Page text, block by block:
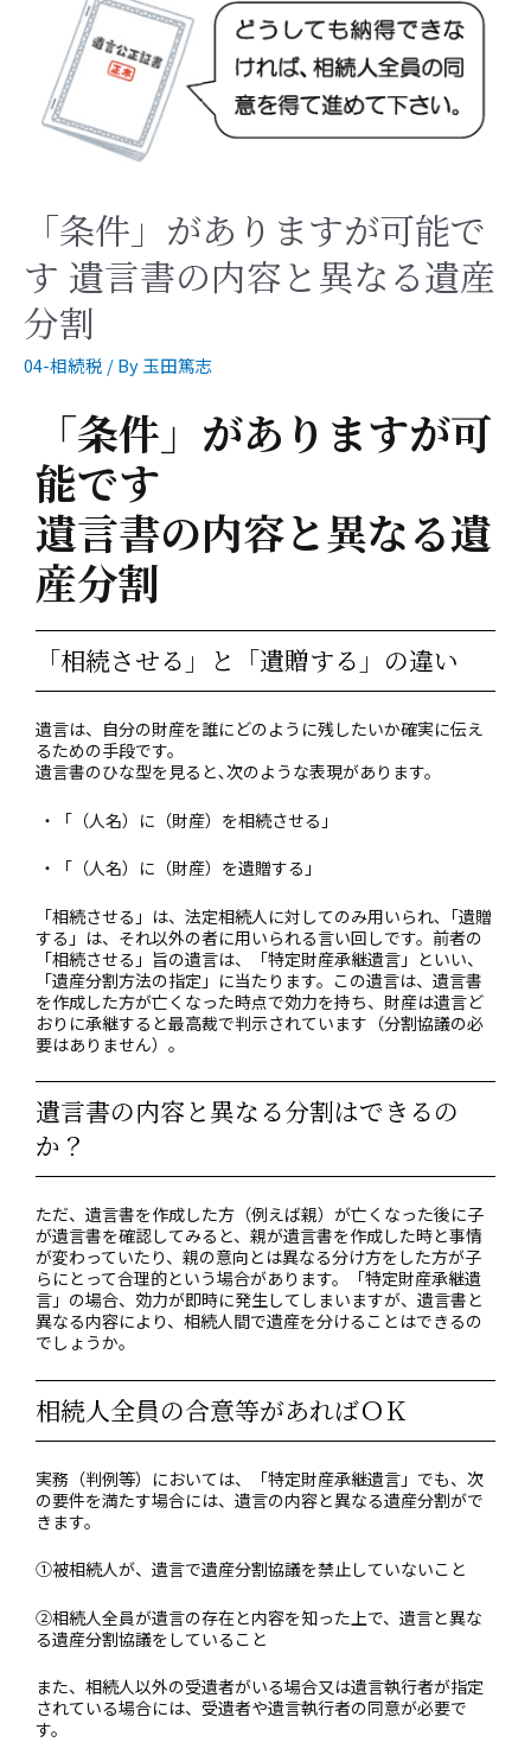
「条件」がありますが可能で
す 遺言書の内容と異なる遺産
分割
04-相続税 / By玉田篤志
「条件」がありますが可
能です
遺言書の内容と異なる遺
産分割
「相続させる」と「遺贈する」の違い
遺言は、自分の財産を誰にどのように残したいか確実に伝え
るための手段です。
遺言書のひな型を見ると､次のような表現があります。
・「（人名）に（財産）を相続させる」
・「（人名）に（財産）を遺贈する」
「相続させる」は、法定相続人に対してのみ用いられ､「遺贈
する」は、それ以外の者に用いられる言い回しです。前者の
「相続させる」旨の遺言は、「特定財産承継遺言」といい、
「遺産分割方法の指定」に当たります。この遺言は、遺言書
を作成した方が亡くなった時点で効力を持ち、財産は遺言ど
おりに承継すると最高裁で判示されています（分割協議の必
要はありません）。
遺言書の内容と異なる分割はできるの
か？
ただ、遺言書を作成した方（例えば親）が亡くなった後に子
が遺言書を確認してみると、親が遺言書を作成した時と事情
が変わっていたり、親の意向とは異なる分け方をした方が子
らにとって合理的という場合があります。「特定財産承継遺
言」の場合、効力が即時に発生してしまいますが、遺言書と
異なる内容により、相続人間で遺産を分けることはできるの
でしょうか。
相続人全員の合意等があればＯＫ
実務（判例等）においては、「特定財産承継遺言」でも、次
の要件を満たす場合には、遺言の内容と異なる遺産分割がで
きます。
①被相続人が、遺言で遺産分割協議を禁止していないこと
②相続人全員が遺言の存在と内容を知った上で、遺言と異な
る遺産分割協議をしていること
また、相続人以外の受遺者がいる場合又は遺言執行者が指定
されている場合には、受遺者や遺言執行者の同意が必要で
す。